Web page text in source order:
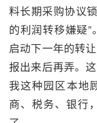
料长期采购协议
的利润转移嫌疑
启动下一年的转
报出来后再弄。
我这种园区本地
商、税务、银行